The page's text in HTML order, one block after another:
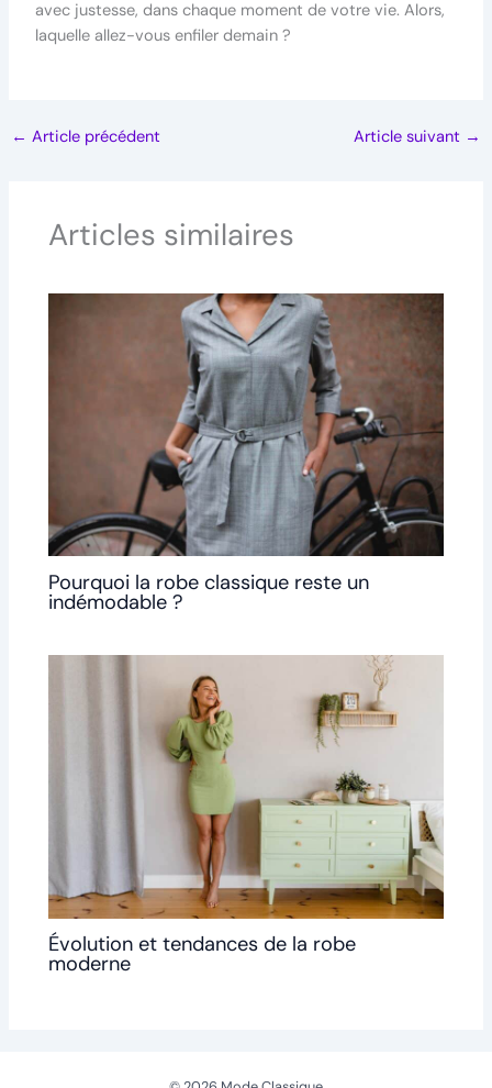
avec justesse, dans chaque moment de votre vie. Alors,
laquelle allez-vous enfiler demain ?
← Article précédent Article suivant →
Articles similaires
Pourquoi la robe classique reste un
indémodable ?
Évolution et tendances de la robe
moderne